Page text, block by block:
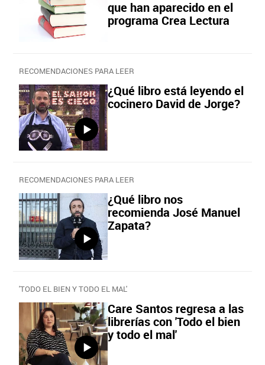
que han aparecido en el
programa Crea Lectura
RECOMENDACIONES PARA LEER
¿Qué libro está leyendo el
cocinero David de Jorge?
RECOMENDACIONES PARA LEER
¿Qué libro nos
recomienda José Manuel
Zapata?
'TODO EL BIEN Y TODO EL MAL'
Care Santos regresa a las
librerías con 'Todo el bien
y todo el mal'